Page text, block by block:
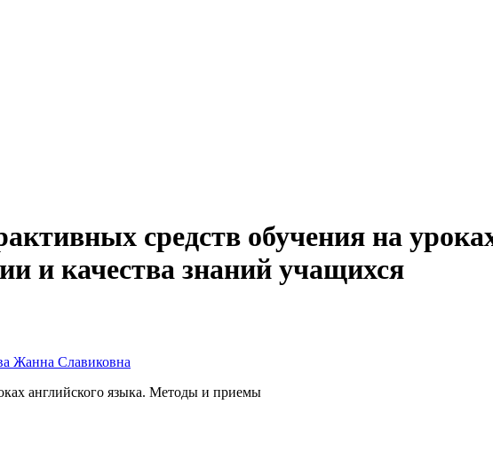
средств обучения на
и качества знаний учащихся
Жанна Славиковна
английского языка. Методы и приемы